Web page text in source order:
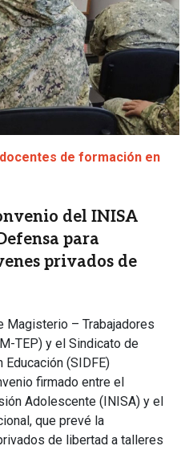
de formación en
del INISA
para
privados de
Magisterio – Trabajadores
TEP) y el Sindicato de
(SIDFE)
firmado entre el
Adolescente (INISA) y el
que prevé la
de libertad a talleres